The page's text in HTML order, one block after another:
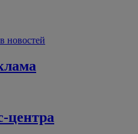
новостей
центра